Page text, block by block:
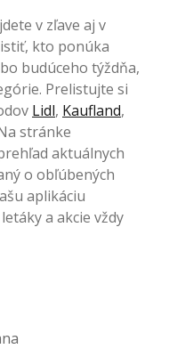
v zľave aj v
kto ponúka
budúceho týždňa,
Prelistujte si
Lidl, Kaufland,
stránke
aktuálnych
o obľúbených
aplikáciu
a akcie vždy